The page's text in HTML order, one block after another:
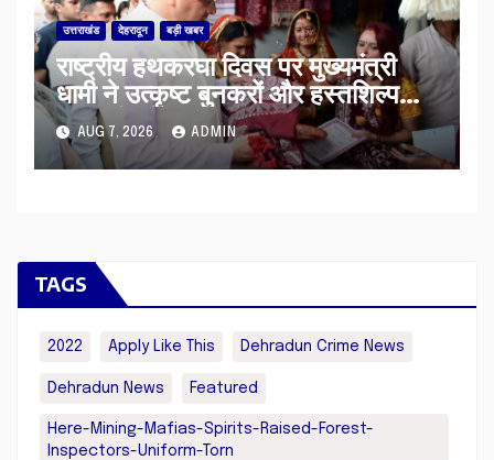
उत्तराखंड देहरादून बड़ी खबर
राष्ट्रीय हथकरघा दिवस पर मुख्यमंत्री
धामी ने उत्कृष्ट बुनकरों और हस्तशिल्प
कारीगरों को किया सम्मानित
AUG 7, 2026 ADMIN
TAGS
2022 Apply Like This Dehradun Crime News
Dehradun News Featured
Here-Mining-Mafias-Spirits-Raised-Forest-
Inspectors-Uniform-Torn